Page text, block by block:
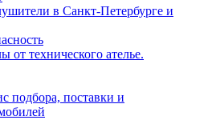
в Санкт-Петербурге и
от технического ателье.
подбора, поставки и